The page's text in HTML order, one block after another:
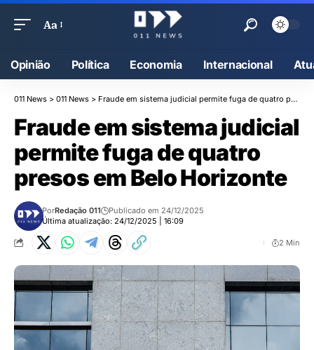
Aa
Opinião Política Economia Internacional
011 News > 011 News > Fraude em sistema judicial permite fuga de quatro presos em Belo Horizonte
Fraude em sistema judicial
permite fuga de quatro
presos em Belo Horizonte
Última atualização: 24/12/2025 | 16:09
PorRedação 011 Publicado em 24/12/2025
2 Min